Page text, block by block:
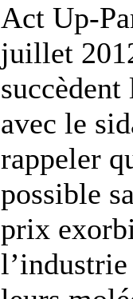
Act Up-
juillet
succèdent
avec le
rappeler
possible
prix